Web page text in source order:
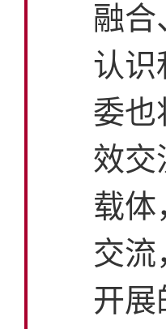
融合
认识
委也
效交
载体
交流
开展